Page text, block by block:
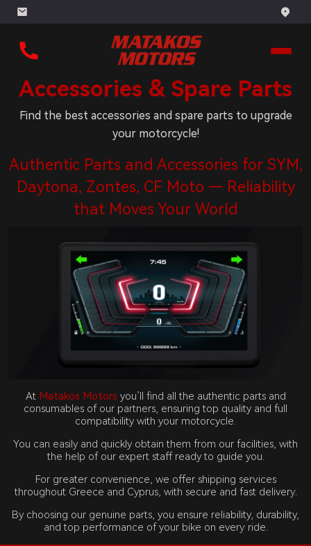
Accessories & Spare Parts
Find the best accessories and spare parts to upgrade
your motorcycle!
Authentic Parts and Accessories for SYM,
Daytona, Zontes, CF Moto — Reliability
that Moves Your World
At Matakos Motors you’ll find all the authentic parts and
consumables of our partners, ensuring top quality and full
compatibility with your motorcycle.
You can easily and quickly obtain them from our facilities, with
the help of our expert staff ready to guide you.
For greater convenience, we offer shipping services
throughout Greece and Cyprus, with secure and fast delivery.
By choosing our genuine parts, you ensure reliability, durability,
and top performance of your bike on every ride.